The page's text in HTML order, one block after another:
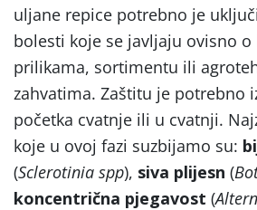
uljane repice potrebno je
bolesti koje se javljaju ovisno
prilikama, sortimentu ili
zahvatima. Zaštitu je potrebno
početka cvatnje ili u cvatnji.
koje u ovoj fazi suzbijamo su:
(Sclerotinia spp), siva plijesn (
koncentrična pjegavost (